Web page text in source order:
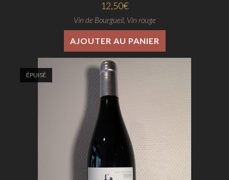
12,50€
Vin de Bourgueil, Vin rouge
AJOUTER AU PANIER
ÉPUISÉ